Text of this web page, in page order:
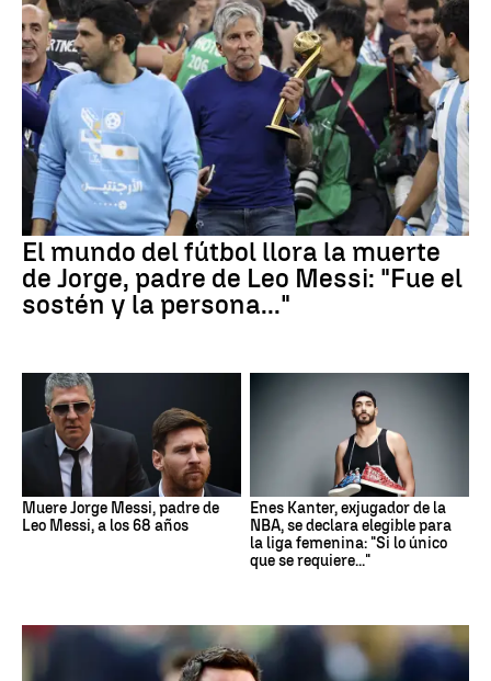
El mundo del fútbol llora la muerte
de Jorge, padre de Leo Messi: "Fue el
sostén y la persona..."
Muere Jorge Messi, padre de
Leo Messi, a los 68 años
Enes Kanter, exjugador de la
NBA, se declara elegible para
la liga femenina: "Si lo único
que se requiere..."